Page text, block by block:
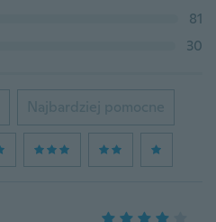
81
30
Najbardziej pomocne